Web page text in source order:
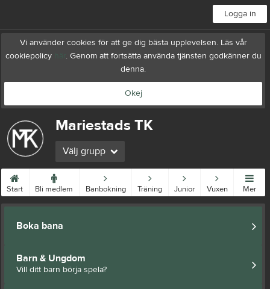
Logga in
Vi använder cookies för att ge dig bästa upplevelsen. Läs vår
cookiepolicy
. Genom att fortsätta använda tjänsten godkänner du
denna.
Okej
Mariestads TK
Välj grupp
Start Bli medlem Banbokning Träning Junior Vuxen Mer
Boka bana
Barn & Ungdom
Vill ditt barn börja spela?